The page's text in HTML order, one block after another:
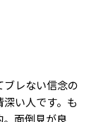
レない信念の
い人です。も
面倒見が良